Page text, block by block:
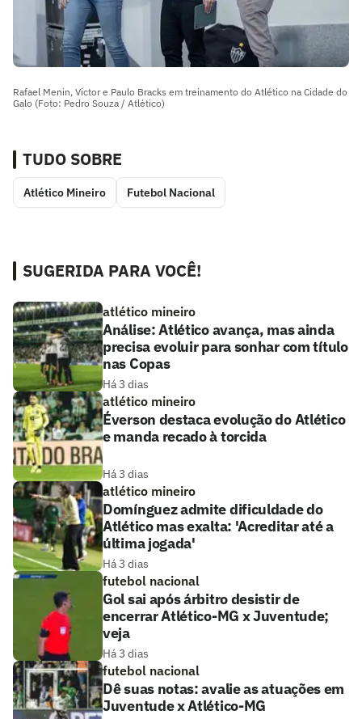
Rafael Menin, Victor e Paulo Bracks em treinamento do Atlético na Cidade do
Galo (Foto: Pedro Souza / Atlético)
TUDO SOBRE
Atlético Mineiro Futebol Nacional
SUGERIDA PARA VOCÊ!
atlético mineiro
Análise: Atlético avança, mas ainda
precisa evoluir para sonhar com título
nas Copas
Há 3 dias
atlético mineiro
Éverson destaca evolução do Atlético
e manda recado à torcida
Há 3 dias
atlético mineiro
Domínguez admite dificuldade do
Atlético mas exalta: 'Acreditar até a
última jogada'
Há 3 dias
futebol nacional
Gol sai após árbitro desistir de
encerrar Atlético-MG x Juventude;
veja
Há 3 dias
futebol nacional
Dê suas notas: avalie as atuações em
Juventude x Atlético-MG